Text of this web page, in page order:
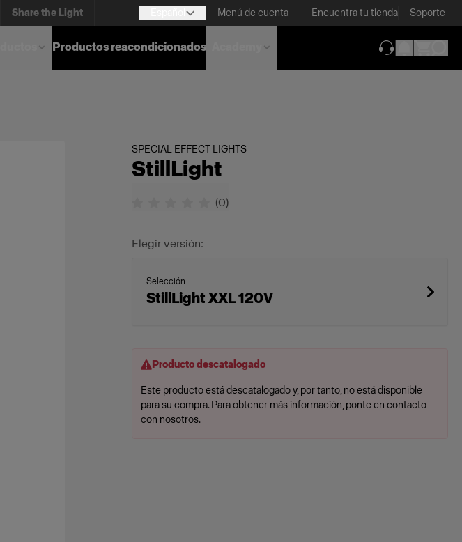
Share the Light Menú de cuenta Encuentra tu tienda Soporte
Productos reacondicionados
SPECIAL EFFECT LIGHTS
StillLight
(0)
Elegir versión:
Selección
StillLight XXL 120V
Producto descatalogado
Este producto está descatalogado y, por tanto, no está disponible
para su compra. Para obtener más información, ponte en contacto
con nosotros.